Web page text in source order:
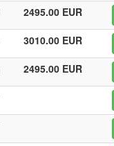
2495.00 EUR
3010.00 EUR
2495.00 EUR